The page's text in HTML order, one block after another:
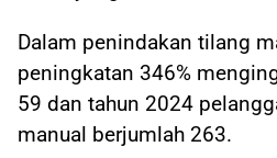
Dalam penindakan tilang
peningkatan 346%
59 dan tahun 2024
manual berjumlah 263.